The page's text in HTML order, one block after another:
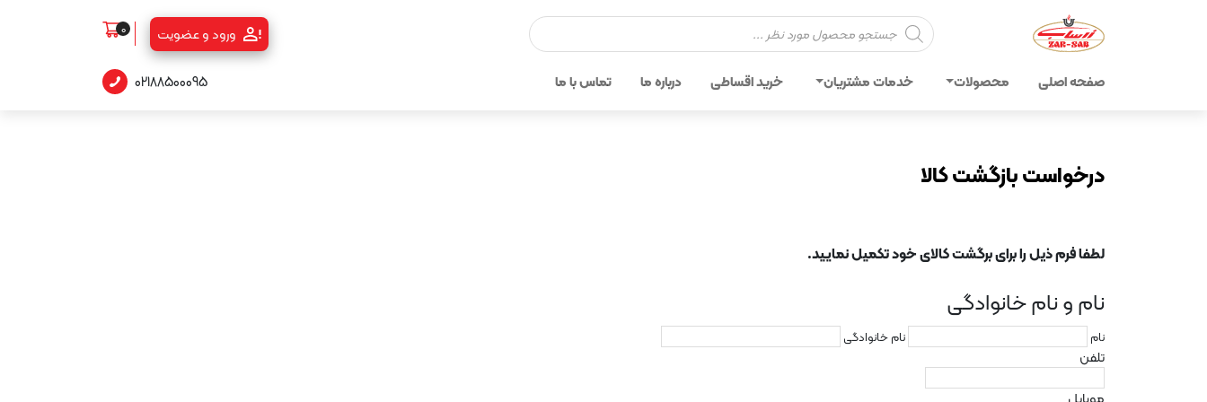
Products
search ورود و عضویت 0
صفحه اصلی محصولات خدمات مشتریان خرید اقساطی درباره ما تماس با ما 02188500095
درخواست بازگشت کالا
لطفا فرم ذیل را برای برگشت کالای خود تکمیل نمایید.
نام و نام خانوادگی
نام نام خانوادگی
تلفن